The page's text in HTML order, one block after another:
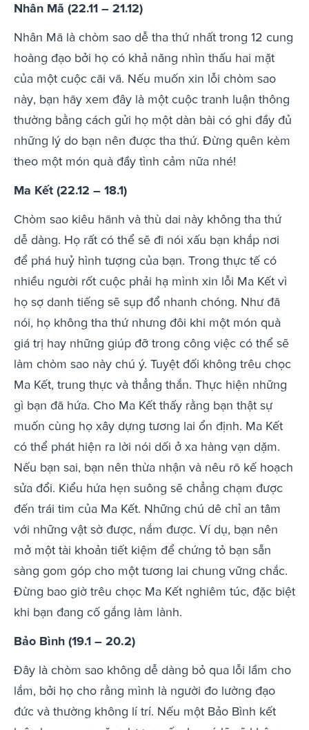
Nhân Mã (22.11 – 21.12)
Nhân Mã là chòm sao dễ tha thứ nhất trong 12 cung
hoàng đạo bởi họ có khả năng nhìn thấu hai mặt
của một cuộc cãi vã. Nếu muốn xin lỗi chòm sao
này, bạn hãy xem đây là một cuộc tranh luận thông
thường bằng cách gửi họ một dàn bài có ghi đầy đủ
những lý do bạn nên được tha thứ. Đừng quên kèm
theo một món quà đầy tình cảm nữa nhé!
Ma Kết (22.12 – 18.1)
Chòm sao kiêu hãnh và thù dai này không tha thứ
dễ dàng. Họ rất có thể sẽ đi nói xấu bạn khắp nơi
để phá huỷ hình tượng của bạn. Trong thực tế có
nhiều người rốt cuộc phải hạ mình xin lỗi Ma Kết vì
họ sợ danh tiếng sẽ sụp đổ nhanh chóng. Như đã
nói, họ không tha thứ nhưng đôi khi một món quà
giá trị hay những giúp đỡ trong công việc có thể sẽ
làm chòm sao này chú ý. Tuyệt đối không trêu chọc
Ma Kết, trung thực và thẳng thắn. Thực hiện những
gì bạn đã hứa. Cho Ma Kết thấy rằng bạn thật sự
muốn cùng họ xây dựng tương lai ổn định. Ma Kết
có thể phát hiện ra lời nói dối ở xa hàng vạn dặm.
Nếu bạn sai, bạn nên thừa nhận và nêu rõ kế hoạch
sửa đổi. Kiểu hứa hẹn suông sẽ chẳng chạm được
đến trái tim của Ma Kết. Những chú dê chỉ an tâm
với những vật sờ được, nắm được. Ví dụ, bạn nên
mở một tài khoản tiết kiệm để chứng tỏ bạn sẵn
sàng gom góp cho một tương lai chung vững chắc.
Đừng bao giờ trêu chọc Ma Kết nghiêm túc, đặc biệt
khi bạn đang cố gắng làm lành.
Bảo Bình (19.1 – 20.2)
Đây là chòm sao không dễ dàng bỏ qua lỗi lầm cho
lắm, bởi họ cho rằng mình là người đo lường đạo
đức và thường không lí trí. Nếu một Bảo Bình kết